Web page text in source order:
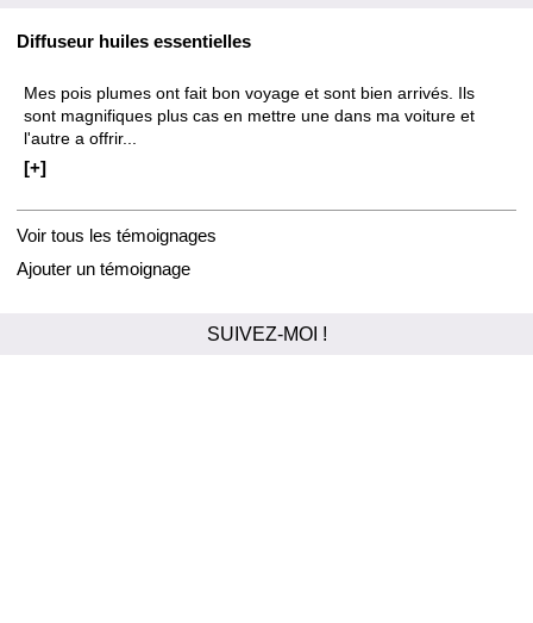
Diffuseur huiles essentielles
Mes pois plumes ont fait bon voyage et sont bien arrivés. Ils
sont magnifiques plus cas en mettre une dans ma voiture et
l'autre a offrir...
[+]
Voir tous les témoignages
Ajouter un témoignage
SUIVEZ-MOI !